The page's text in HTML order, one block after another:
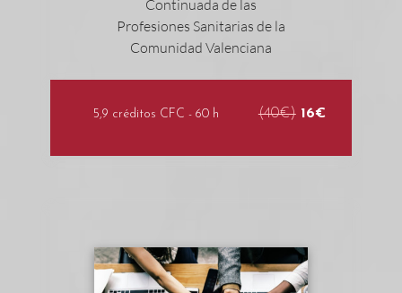
5,9 créditos CFC - 60 h (40€) 16€